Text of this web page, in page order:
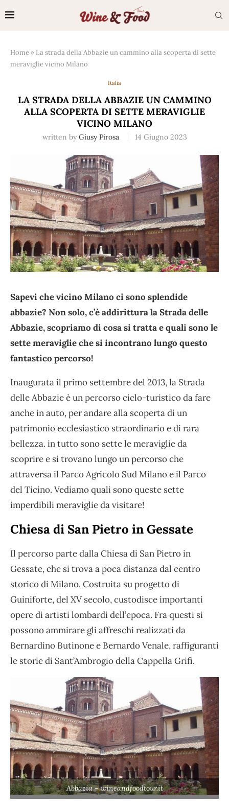
Home » La strada della Abbazie un cammino alla scoperta di sette
meraviglie vicino Milano
Italia
LA STRADA DELLA ABBAZIE UN CAMMINO
ALLA SCOPERTA DI SETTE MERAVIGLIE
VICINO MILANO
written by Giusy Pirosa 14 Giugno 2023
Sapevi che vicino Milano ci sono splendide
abbazie? Non solo, c’è addirittura la Strada delle
Abbazie, scopriamo di cosa si tratta e quali sono le
sette meraviglie che si incontrano lungo questo
fantastico percorso!
Inaugurata il primo settembre del 2013, la Strada
delle Abbazie è un percorso ciclo-turistico da fare
anche in auto, per andare alla scoperta di un
patrimonio ecclesiastico straordinario e di rara
bellezza. in tutto sono sette le meraviglie da
scoprire e si trovano lungo un percorso che
attraversa il Parco Agricolo Sud Milano e il Parco
del Ticino. Vediamo quali sono queste sette
imperdibili meraviglie da visitare!
Chiesa di San Pietro in Gessate
Il percorso parte dalla Chiesa di San Pietro in
Gessate, che si trova a poca distanza dal centro
storico di Milano. Costruita su progetto di
Guiniforte, del XV secolo, custodisce importanti
opere di artisti lombardi dell’epoca. Fra questi si
possono ammirare gli affreschi realizzati da
Bernardino Butinone e Bernardo Venale, raffiguranti
le storie di Sant’Ambrogio della Cappella Grifi.
Abbazia – wineandfoodtour.it